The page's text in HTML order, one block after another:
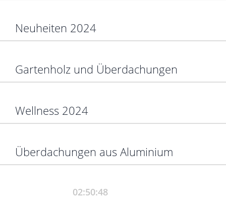
Neuheiten 2024
Gartenholz und Überdachungen
Wellness 2024
Überdachungen aus Aluminium